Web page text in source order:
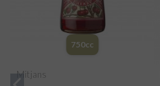
750cc
Mitjans